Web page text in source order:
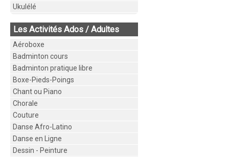
Ukulélé
Les Activités Ados / Adultes
Aéroboxe
Badminton cours
Badminton pratique libre
Boxe-Pieds-Poings
Chant ou Piano
Chorale
Couture
Danse Afro-Latino
Danse en Ligne
Dessin - Peinture